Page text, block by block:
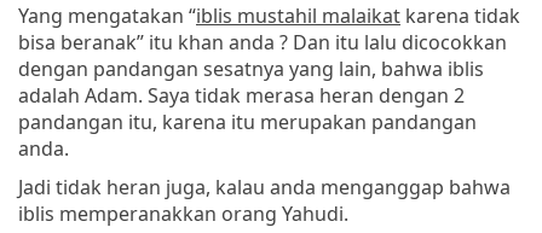
Yang mengatakan “iblis mustahil malaikat karena tidak
bisa beranak” itu khan anda ? Dan itu lalu dicocokkan
dengan pandangan sesatnya yang lain, bahwa iblis
adalah Adam. Saya tidak merasa heran dengan 2
pandangan itu, karena itu merupakan pandangan
anda.
Jadi tidak heran juga, kalau anda menganggap bahwa
iblis memperanakkan orang Yahudi.